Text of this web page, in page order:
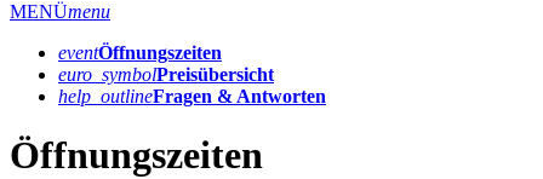
MENÜmenu
eventÖffnungs­zeiten
euro_symbolPreis­übersicht
help_outlineFragen & Antworten
Öffnungszeiten